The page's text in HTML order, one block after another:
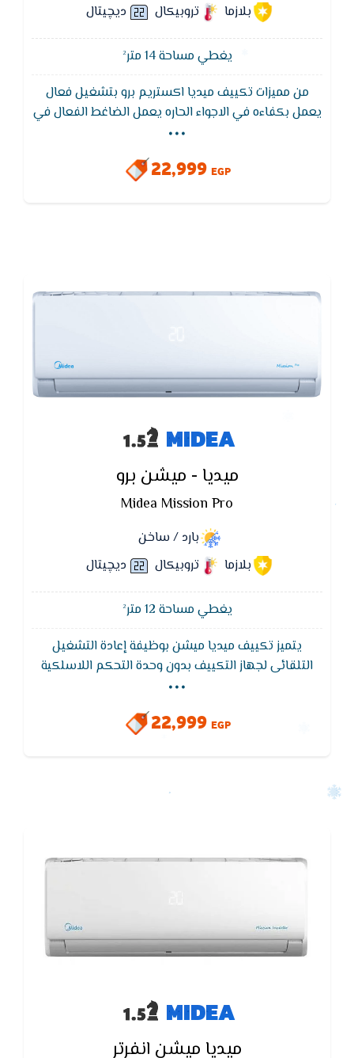
بلازما
تروبيكال ديچيتال
يغطي مساحة 14 متر²
من مميزات تكييف ميديا اكستريم برو بتشغيل فعال
يعمل بكفاءه في الاجواء الحاره يعمل الضاغط الفعال في
بكفاءه عاليه و استهلاك منخفض للكهرباء مما يؤدي الي
تبريد قوي حقيقي للمكان المكيف
...
22,999 EGP
MIDEA
ميديا - ميشن برو
Midea Mission Pro
بارد / ساخن
بلازما
تروبيكال ديچيتال
يغطي مساحة 12 متر²
يتميز تكييف ميديا ميشن بوظيفة إعادة التشغيل
التلقائى لجهاز التكييف بدون وحدة التحكم اللاسلكية
فلاتر تنقيه لمقاومه الاتربه و الجراثيم و ادخنه السجائر
...
22,999 EGP
MIDEA
ميديا ميشن انفرتر